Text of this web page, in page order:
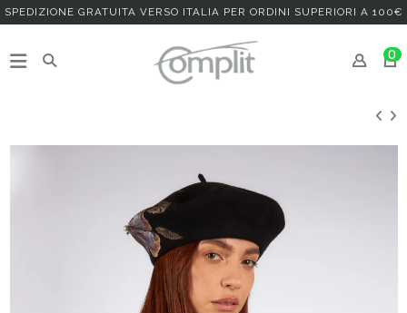
SPEDIZIONE GRATUITA VERSO ITALIA PER ORDINI SUPERIORI A 100€
0